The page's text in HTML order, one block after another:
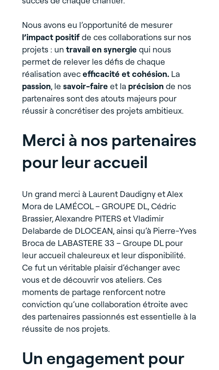
Nous avons eu l’opportunité de mesurer
l’impact positifde ces collaborations sur nos
projets : un travail en synergie qui nous
permet de relever les défis de chaque
réalisation avecefficacité et cohésion.La
passion, le savoir-faire et la précisionde nos
partenaires sont des atouts majeurs pour
réussir à concrétiser des projets ambitieux.
Merci à nos partenaires
pour leur accueil
Un grand merci à Laurent Daudigny et Alex
Mora de LAMÉCOL – GROUPE DL, Cédric
Brassier, Alexandre PITERS et Vladimir
Delabarde de DLOCEAN, ainsi qu’à Pierre-Yves
Broca de LABASTERE 33 – Groupe DL pour
leur accueil chaleureux et leur disponibilité.
Ce fut un véritable plaisir d’échanger avec
vous et de découvrir vos ateliers. Ces
moments de partage renforcent notre
conviction qu’une collaboration étroite avec
des partenaires passionnés est essentielle à la
réussite de nos projets.
Un engagement pour